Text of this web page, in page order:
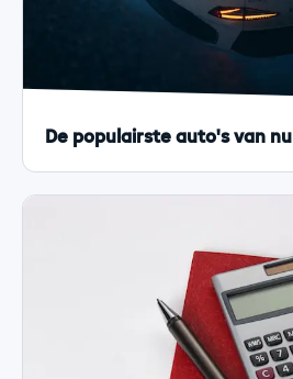
De populairste auto's van nu